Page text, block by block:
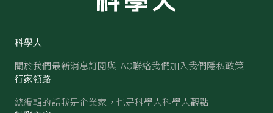
科學人
關於我們最新消息訂閱與FAQ聯絡我們加入我們隱私政策
行家領路
總編輯的話我是企業家，也是科學人科學人觀點